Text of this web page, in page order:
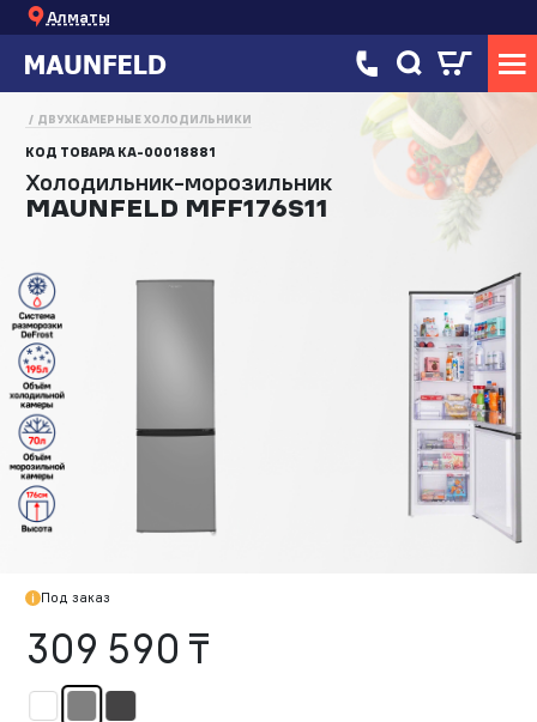
Алматы
ДВУХКАМЕРНЫЕ ХОЛОДИЛЬНИКИ
КОД ТОВАРА КА-00018881
Холодильник-морозильник
MAUNFELD MFF176S11
Под заказ
309 590 ₸